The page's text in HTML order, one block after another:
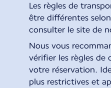
Les règles de
être différentes
consulter le site de
Nous vous
vérifier les règles de
votre réservation.
plus restrictives et